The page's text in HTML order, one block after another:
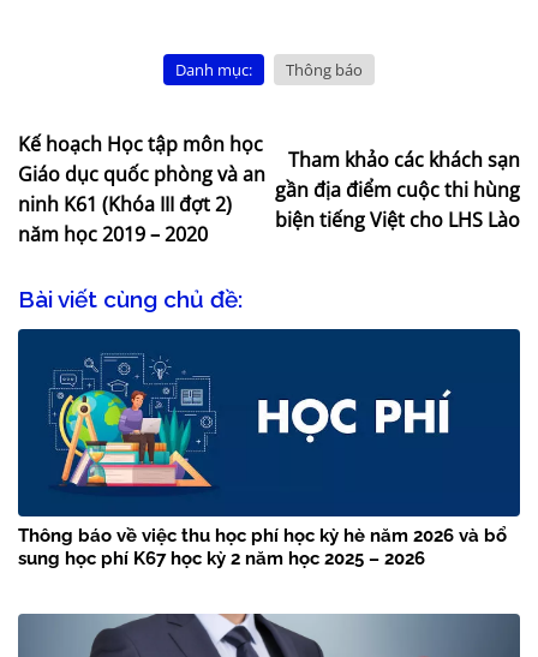
Danh mục: Thông báo
Kế hoạch Học tập môn học
Giáo dục quốc phòng và an
ninh K61 (Khóa III đợt 2)
năm học 2019 – 2020
Tham khảo các khách sạn
gần địa điểm cuộc thi hùng
biện tiếng Việt cho LHS Lào
Bài viết cùng chủ đề:
Thông báo về việc thu học phí học kỳ hè năm 2026 và bổ
sung học phí K67 học kỳ 2 năm học 2025 – 2026